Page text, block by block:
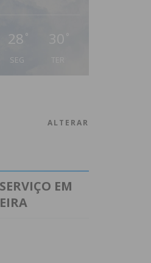
28 °
SEG
30 °
ALTERAR
EM